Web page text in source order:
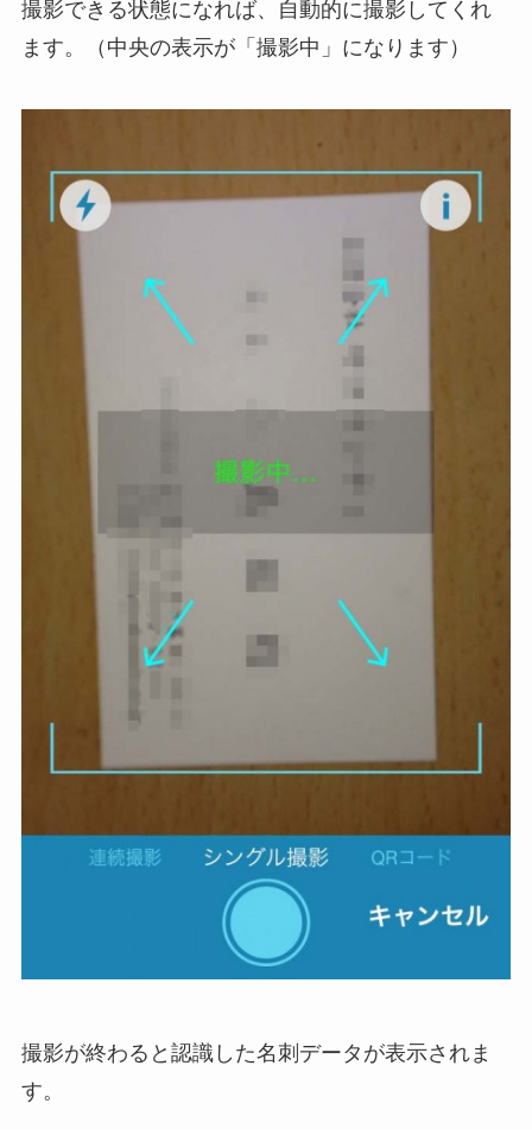
撮影できる状態になれば、自動的に撮影してくれ
ます。（中央の表示が「撮影中」になります）
撮影が終わると認識した名刺データが表示されま
す。